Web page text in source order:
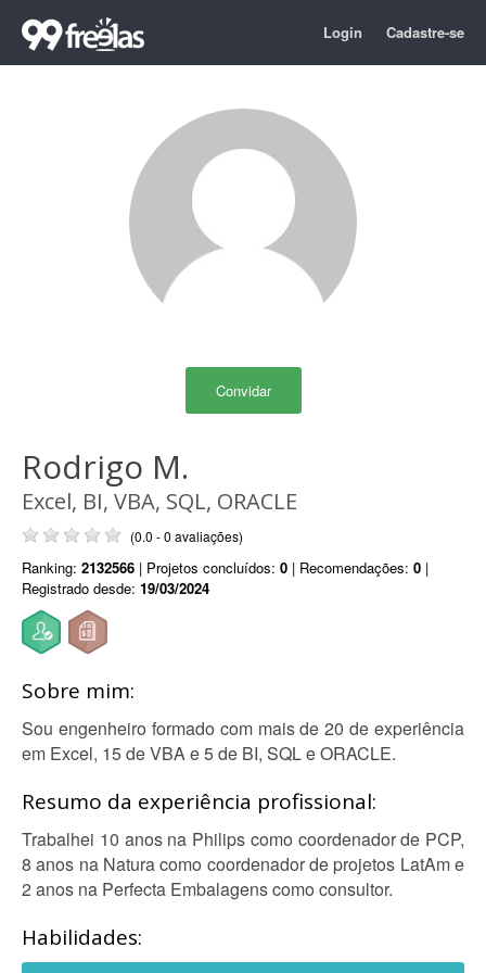
Login Cadastre-se
Convidar
Rodrigo M.
Excel, BI, VBA, SQL, ORACLE
(0.0 - 0 avaliações)
Ranking: 2132566 | Projetos concluídos: 0 | Recomendações: 0 |
Registrado desde: 19/03/2024
Sobre mim:
Sou engenheiro formado com mais de 20 de experiência
em Excel, 15 de VBA e 5 de BI, SQL e ORACLE.
Resumo da experiência profissional:
Trabalhei 10 anos na Philips como coordenador de PCP,
8 anos na Natura como coordenador de projetos LatAm e
2 anos na Perfecta Embalagens como consultor.
Habilidades: